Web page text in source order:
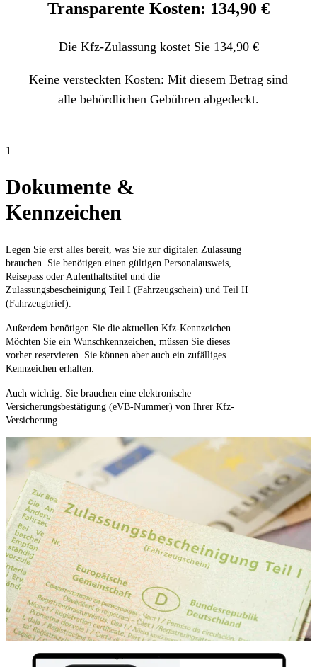
Transparente Kosten: 134,90 €
Die Kfz-Zulassung kostet Sie 134,90 €
Keine versteckten Kosten: Mit diesem Betrag sind
alle behördlichen Gebühren abgedeckt.
1
Dokumente &
Kennzeichen
Legen Sie erst alles bereit, was Sie zur digitalen Zulassung
brauchen. Sie benötigen einen gültigen Personalausweis,
Reisepass oder Aufenthaltstitel und die
Zulassungsbescheinigung Teil I (Fahrzeugschein) und Teil II
(Fahrzeugbrief).
Außerdem benötigen Sie die aktuellen Kfz-Kennzeichen.
Möchten Sie ein Wunschkennzeichen, müssen Sie dieses
vorher reservieren. Sie können aber auch ein zufälliges
Kennzeichen erhalten.
Auch wichtig: Sie brauchen eine elektronische
Versicherungsbestätigung (eVB-Nummer) von Ihrer Kfz-
Versicherung.